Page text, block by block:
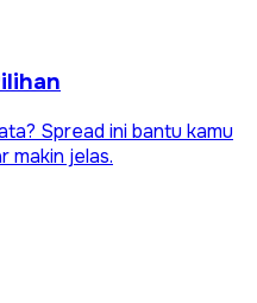
Spread ini bantu kamu
makin jelas.